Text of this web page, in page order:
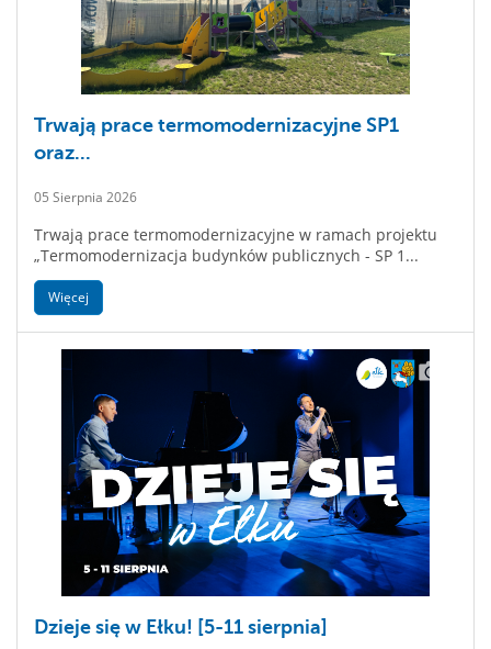
Trwają prace termomodernizacyjne SP1
oraz...
05 Sierpnia 2026
Trwają prace termomodernizacyjne w ramach projektu
„Termomodernizacja budynków publicznych - SP 1...
Więcej
Dzieje się w Ełku! [5-11 sierpnia]